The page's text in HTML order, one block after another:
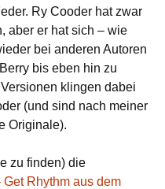
Ry Cooder hat zwar
aber er hat sich – wie
bei anderen Autoren
bis eben hin zu
klingen dabei
(und sind nach meiner
Originale).
zu finden) die
Rhythm aus dem